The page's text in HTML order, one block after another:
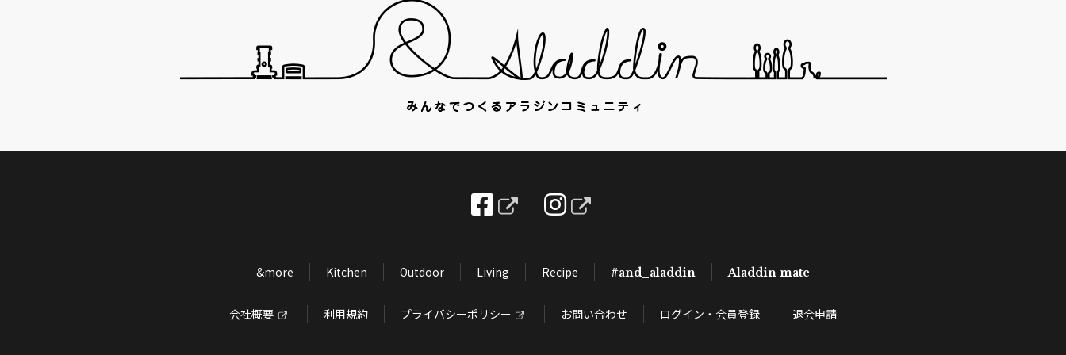
&more Kitchen Outdoor Living Recipe #and_aladdin Aladdin mate
会社概要 利用規約 プライバシーポリシー お問い合わせ ログイン・会員登録 退会申請